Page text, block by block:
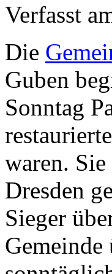
Verfasst
Die
Guben
Sonntag
waren.
Dresden
Sieger
Gemeinde